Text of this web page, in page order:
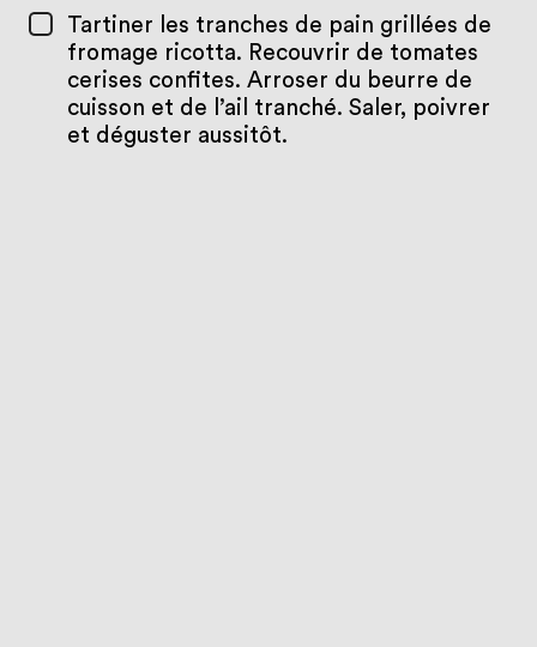
Tartiner les tranches de pain grillées de
fromage ricotta. Recouvrir de tomates
cerises confites. Arroser du beurre de
cuisson et de l’ail tranché. Saler, poivrer
et déguster aussitôt.